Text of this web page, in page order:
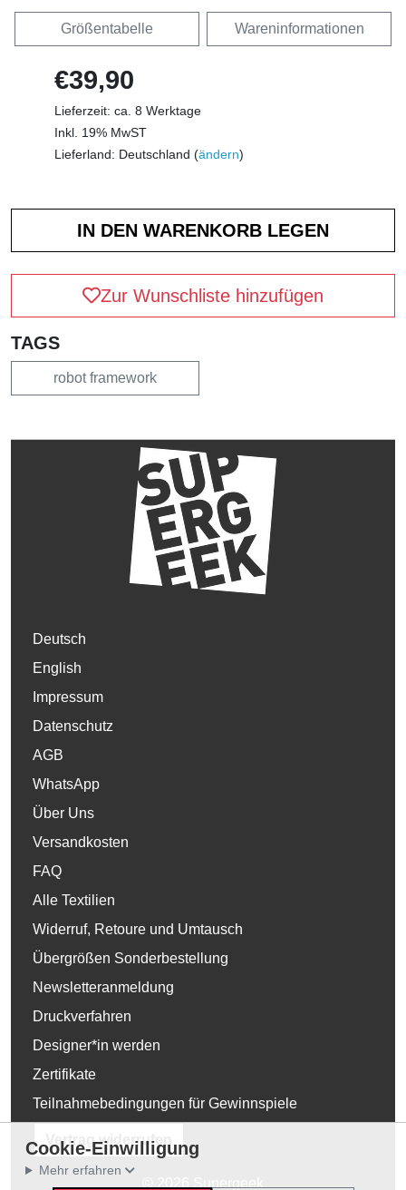
Größentabelle Wareninformationen
€39,90
Lieferzeit: ca. 8 Werktage
Inkl. 19% MwST
Lieferland: Deutschland (ändern)
Zur Wunschliste hinzufügen
TAGS
robot framework
Deutsch
English
Impressum
Datenschutz
AGB
WhatsApp
Über Uns
Versandkosten
FAQ
Alle Textilien
Widerruf, Retoure und Umtausch
Übergrößen Sonderbestellung
Newsletteranmeldung
Druckverfahren
Designer*in werden
Zertifikate
Teilnahmebedingungen für Gewinnspiele
Vertrag widerrufen
Cookie-Einwilligung
Mehr erfahren